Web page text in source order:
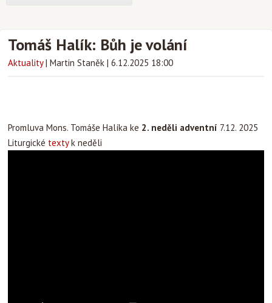
Tomáš Halík: Bůh je volání
Aktuality | Martin Staněk | 6.12.2025 18:00
Promluva Mons. Tomáše Halíka ke 2. neděli adventní 7.12. 2025
Liturgické textyk neděli